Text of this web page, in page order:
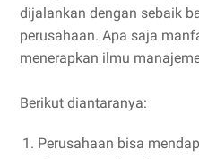
dijalankan dengan sebaik
perusahaan. Apa saja
menerapkan ilmu
Berikut diantaranya:
Perusahaan bisa